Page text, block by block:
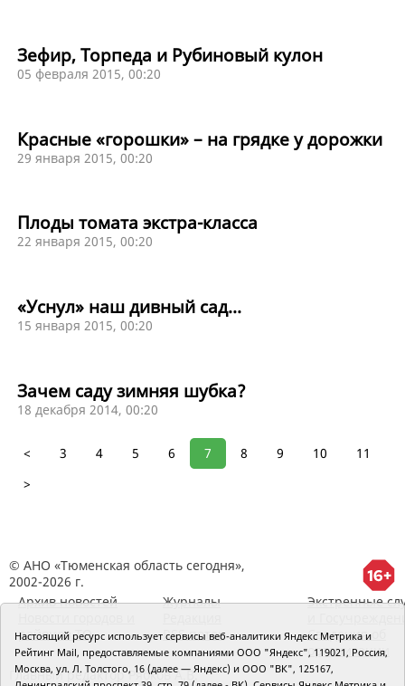
Зефир, Торпеда и Рубиновый кулон
05 февраля 2015, 00:20
Красные «горошки» – на грядке у дорожки
29 января 2015, 00:20
Плоды томата экстра-класса
22 января 2015, 00:20
«Уснул» наш дивный сад...
15 января 2015, 00:20
Зачем саду зимняя шубка?
18 декабря 2014, 00:20
< 3 4 5 6 7 8 9 10
11
>
© АНО «Тюменская область сегодня»,
2002-2026 г.
Архив новостей
районов ТО
Журналы
RSS поток
Экстренные
Сведения об
организации
Главный редактор Рябков А.В.
Настоящий ресурс использует сервисы веб-аналитики Яндекс Метрика и
Рейтинг Mail, предоставляемые компаниями ООО "Яндекс", 119021, Россия,
Москва, ул. Л. Толстого, 16 (далее — Яндекс) и ООО "ВК", 125167,